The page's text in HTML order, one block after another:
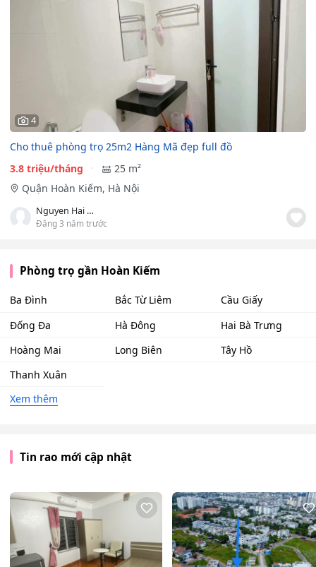
4
Cho thuê phòng trọ 25m2 Hàng Mã đẹp full đồ
3.8 triệu/tháng
25 m²
Quận Hoàn Kiếm, Hà Nội
Nguyen Hai Minh
Đăng 3 năm trước
Phòng trọ gần Hoàn Kiếm
Ba Đình Bắc Từ Liêm
Cầu Giấy
Đống Đa
Hà Đông
Hai Bà Trưng
Hoàng Mai
Long Biên
Tây Hồ
Thanh Xuân
Xem thêm
Tin rao mới cập nhật